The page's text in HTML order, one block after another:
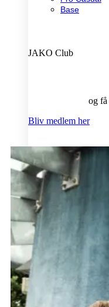
Base
JAKO Club
og få
Bliv medlem her